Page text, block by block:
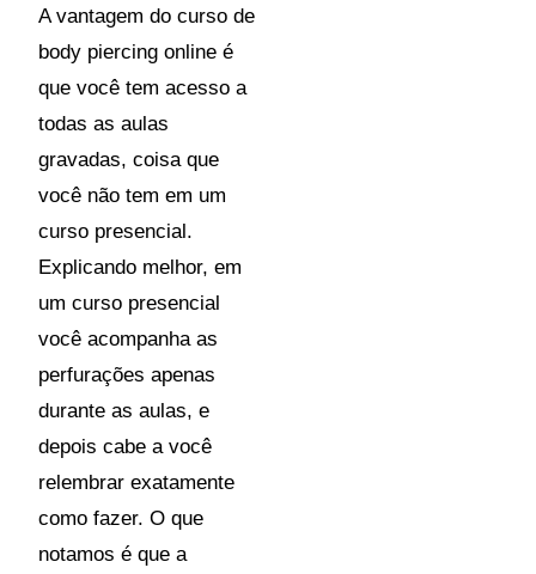
A vantagem do curso de
body piercing online é
que você tem acesso a
todas as aulas
gravadas, coisa que
você não tem em um
curso presencial.
Explicando melhor, em
um curso presencial
você acompanha as
perfurações apenas
durante as aulas, e
depois cabe a você
relembrar exatamente
como fazer. O que
notamos é que a